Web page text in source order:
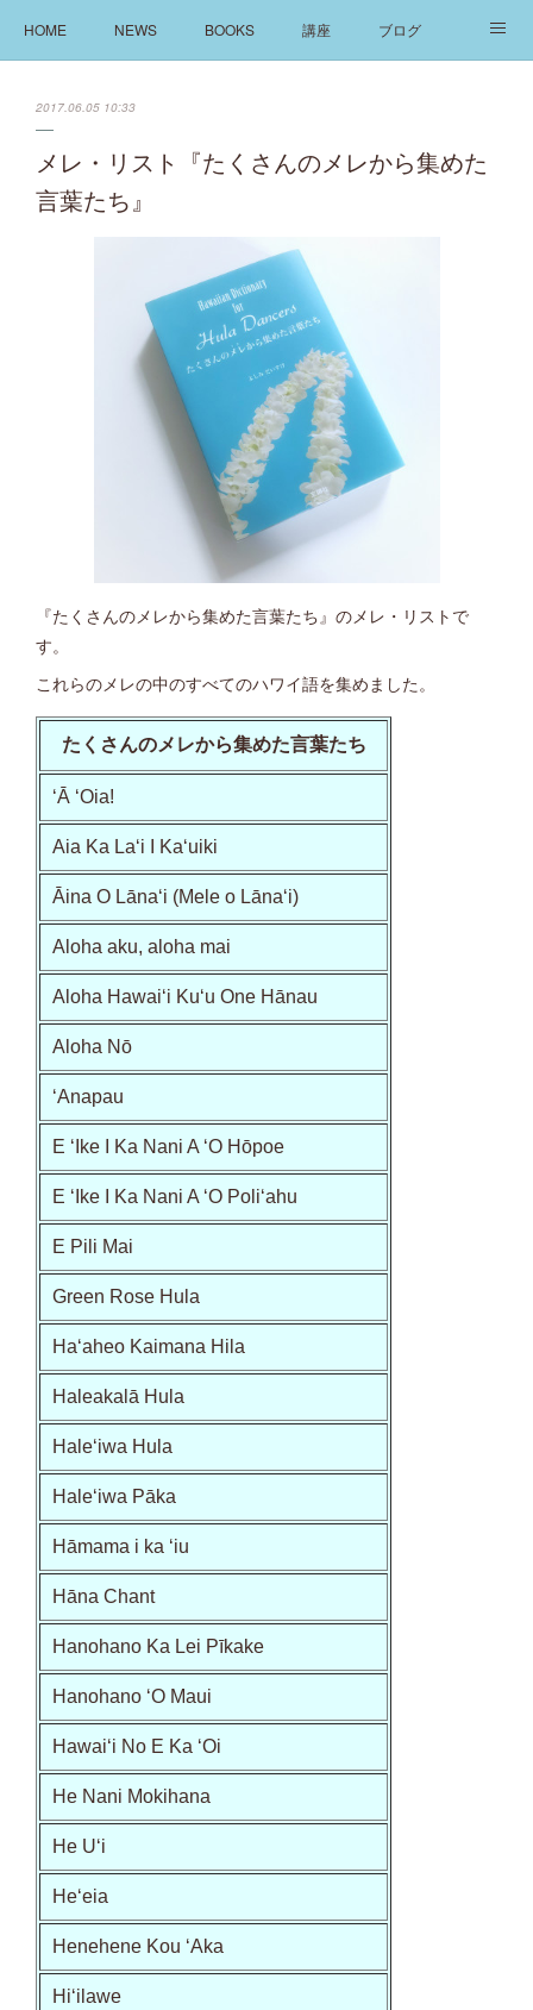
HOME NEWS BOOKS 講座 ブログ
2017.06.05 10:33
メレ・リスト『たくさんのメレから集めた
言葉たち』
『たくさんのメレから集めた言葉たち』のメレ・リストで
す。
これらのメレの中のすべてのハワイ語を集めました。